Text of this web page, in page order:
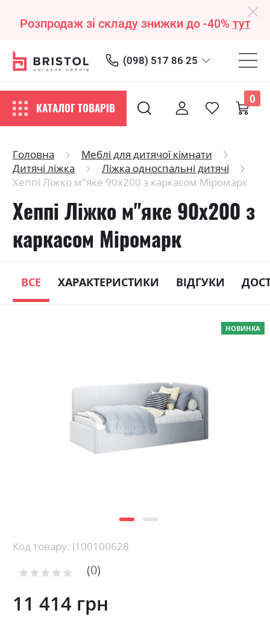
Розпродаж зі складу знижки до -40% тут
(098) 517 86 25
КАТАЛОГ ТОВАРІВ
0
Головна
Меблі для дитячої кімнати
Дитячі ліжка
Ліжка односпальні дитячі
Хеппі Ліжко м"яке 90х200 з каркасом Міромарк
Хеппі Ліжко м"яке 90х200 з
каркасом Міромарк
ВСЕ ХАРАКТЕРИСТИКИ ВІДГУКИ
НОВИНКА
Skip
the
of
the
Код товару: l100100628
Рейтинг: 0
11 414 грн